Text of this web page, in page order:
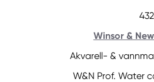
Winsor &
Akvarell- &
W&N Prof. Water